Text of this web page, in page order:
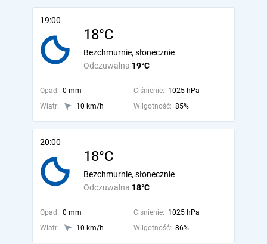
19:00
18°C
Odczuwalna 19°C
Bezchmurnie, słonecznie
Opad: 0 mm Ciśnienie: 1025 hPa
Wiatr:
10 km/h Wilgotność: 85%
20:00
18°C
Odczuwalna 18°C
Bezchmurnie, słonecznie
Opad: 0 mm Ciśnienie: 1025 hPa
Wiatr:
10 km/h Wilgotność: 86%